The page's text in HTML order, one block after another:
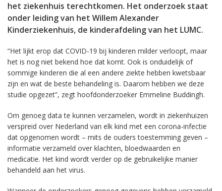
het ziekenhuis terechtkomen. Het onderzoek staat
onder leiding van het Willem Alexander
Kinderziekenhuis, de kinderafdeling van het LUMC.
“Het lijkt erop dat COVID-19 bij kinderen milder verloopt, maar
het is nog niet bekend hoe dat komt. Ook is onduidelijk of
sommige kinderen die al een andere ziekte hebben kwetsbaar
zijn en wat de beste behandeling is. Daarom hebben we deze
studie opgezet”, zegt hoofdonderzoeker Emmeline Buddingh.
Om genoeg data te kunnen verzamelen, wordt in ziekenhuizen
verspreid over Nederland van elk kind met een corona-infectie
dat opgenomen wordt – mits de ouders toestemming geven –
informatie verzameld over klachten, bloedwaarden en
medicatie. Het kind wordt verder op de gebruikelijke manier
behandeld aan het virus.